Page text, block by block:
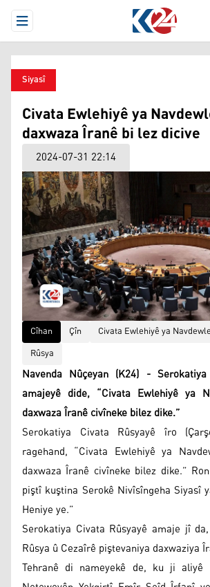
Open Menu
Siyasî
Civata Ewlehiyê ya
daxwaza Îranê bi lez dicive
2024-07-31 22:14
Cîhan Çîn Civata Ewlehiyê ya
Rûsya
Navenda Nûçeyan (K24) -
amajeyê dide, “Civata Ewlehiyê ya
daxwaza Îranê civîneke bilez dike.”
Serokatiya Civata Rûsyayê îro
ragehand, “Civata Ewlehiyê ya
daxwaza Îranê civîneke bilez dike.”
piştî kuştina Serokê Nivîsîngeha Siyasî
Heniye ye.”
Serokatiya Civata Rûsyayê amaje jî
Rûsya û Cezaîrê piştevaniya daxwaziya
Tehranê di nameyekê de, ku ji aliyê